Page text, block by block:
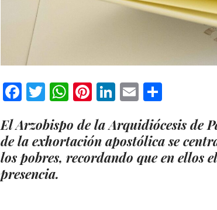
Facebook
Twitter
WhatsApp
Pinterest
LinkedIn
Email
El Arzobispo de la Arquidiócesis de
de la exhortación apostólica se
los pobres, recordando que en ellos
presencia.